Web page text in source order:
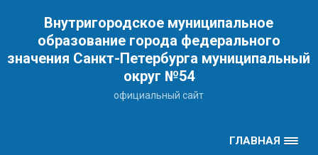
Внутригородское муниципальное
образование города федерального
значения Санкт-Петербурга муниципальный
округ №54
официальный сайт
ГЛАВНАЯ